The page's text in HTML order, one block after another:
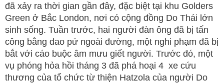
đã xảy ra thời gian gần đây, đặc biệt tại khu Golders
Green ở Bắc London, nơi có cộng đồng Do Thái lớn
sinh sống. Tuần trước, hai người đàn ông đã bị tấn
công bằng dao pử ngoài đường, một nghi phạm đã bị
bắt với cáo buộc âm mưu giết người. Trước đó, một
vụ phóng hỏa hồi tháng 3 đã phá hoại 4 xe cứu
thương của tổ chức từ thiện Hatzola của người Do